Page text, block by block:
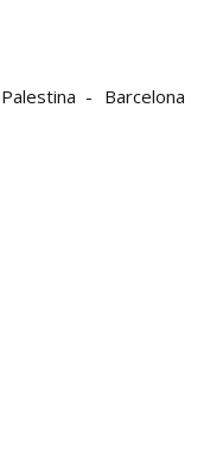
Palestina Barcelona